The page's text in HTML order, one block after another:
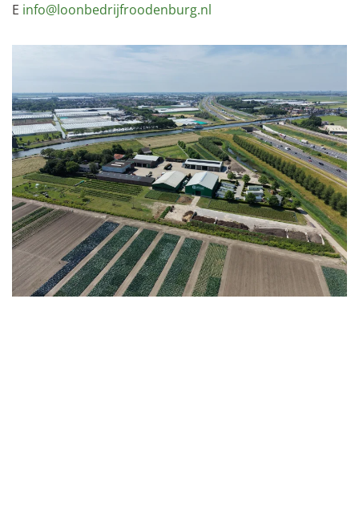
E info@loonbedrijfroodenburg.nl